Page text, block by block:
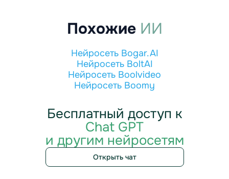
Похожие ИИ
Нейросеть Bogar.AI
Нейросеть BoltAI
Нейросеть Boolvideo
Нейросеть Boomy
Бесплатный доступ к
Chat GPT
и другим нейросетям
Открыть чат